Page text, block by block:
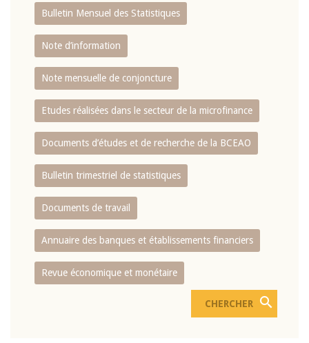
Bulletin Mensuel des Statistiques
Note d’information
Note mensuelle de conjoncture
Etudes réalisées dans le secteur de la microfinance
Documents d’études et de recherche de la BCEAO
Bulletin trimestriel de statistiques
Documents de travail
Annuaire des banques et établissements financiers
Revue économique et monétaire